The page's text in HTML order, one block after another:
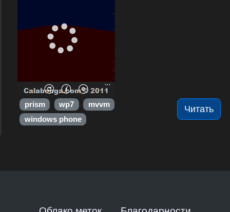
Читать
prism wp7
mvvm
windows phone